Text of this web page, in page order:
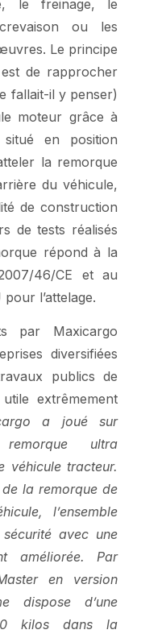
le freinage, le
ou les
Le principe
de rapprocher
fallait-il y penser)
moteur grâce à
situé en position
la remorque
du véhicule,
de construction
de tests réalisés
répond à la
46/CE et au
l’attelage.
par Maxicargo
diversifiées
publics de
extrêmement
a joué sur
remorque ultra
véhicule tracteur.
la remorque de
l’ensemble
avec une
améliorée. Par
en version
dispose d’une
kilos dans la